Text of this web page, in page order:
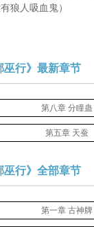
狼人吸血鬼）
巫行》最新章节
第八章 分瞳蛊
第五章 天蚕
巫行》全部章节
第一章 古神牌